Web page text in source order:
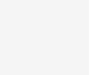
かりしているので存